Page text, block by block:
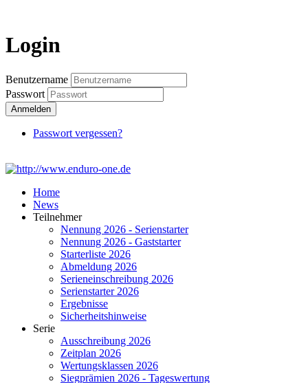
Login
Benutzername
Passwort
Anmelden
Passwort vergessen?
Home
News
Teilnehmer
Nennung 2026 - Serienstarter
Nennung 2026 - Gaststarter
Starterliste 2026
Abmeldung 2026
Serieneinschreibung 2026
Serienstarter 2026
Ergebnisse
Sicherheitshinweise
Serie
Ausschreibung 2026
Zeitplan 2026
Wertungsklassen 2026
Siegprämien 2026 - Tageswertung